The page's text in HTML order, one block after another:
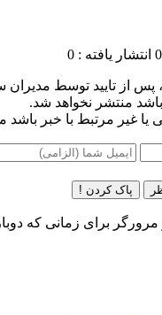
انتشار یافته : 0
از تایید توسط مدیران
منتشر نخواهد شد.
یا غیر مرتبط با خبر باشد
پاک کردن !
برای زمانی که